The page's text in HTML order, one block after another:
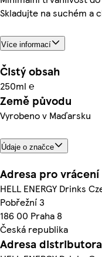
Skladujte na suchém a
Více informací
Čistý obsah
250ml ℮
Země původu
Vyrobeno v Maďarsku
Údaje o značce
Adresa pro vrácení
HELL ENERGY Drinks
Pobřežní 3
186 00 Praha 8
Česká republika
Adresa distributora